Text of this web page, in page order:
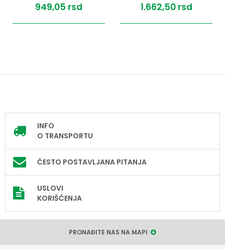
949,05 rsd 1.662,50 rsd
INFO
O TRANSPORTU
ČESTO POSTAVLJANA PITANJA
USLOVI
KORIŠĆENJA
PRONAĐITE NAS NA MAPI